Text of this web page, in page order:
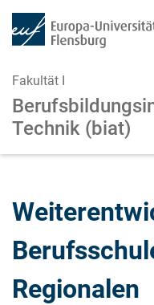
Fakultät I
Technik (biat)
Regionalen